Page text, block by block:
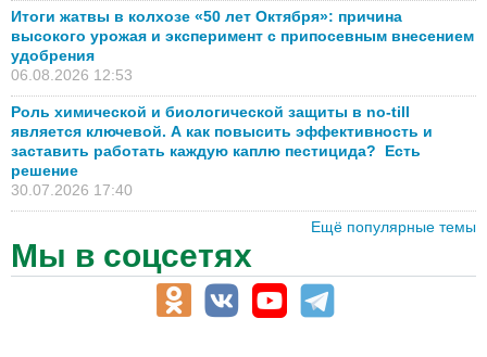
Итоги жатвы в колхозе «50 лет Октября»: причина
высокого урожая и эксперимент с припосевным внесением
удобрения
06.08.2026 12:53
Роль химической и биологической защиты в no-till
является ключевой. А как повысить эффективность и
заставить работать каждую каплю пестицида? Есть
решение
30.07.2026 17:40
Ещё популярные темы
Мы в соцсетях